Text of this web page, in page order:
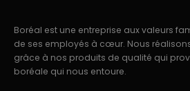
Boréal est une entreprise aux valeurs
de ses employés à cœur. Nous
grâce à nos produits de qualité qui
boréale qui nous entoure.